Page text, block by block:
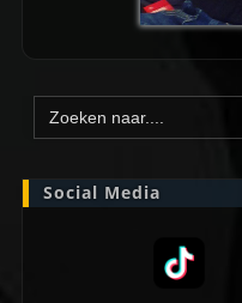
Zoek
naar:
Social Media